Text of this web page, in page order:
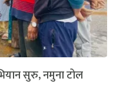
सुरु, नमुना टोल